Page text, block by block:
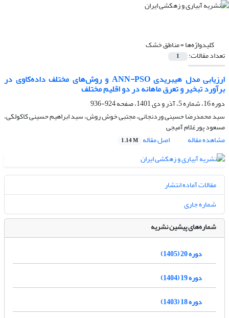
کلیدواژه‌ها =مناطق خشک
تعداد مقالات: 1
ارزیابی مدل هیبریدی ANN-PSO و روش‌های مختلف داده‌کاوی در
برآورد تبخیر و تعرق ماهانه در دو اقلیم مختلف
دوره 16، شماره 5، آذر و دی 1401، صفحه
924-936
سید محمدرضا حسینی وردنجانی، مجتبی خوش روش، سید ابراهیم حسینی کاکولکی،
مسعود پورغلام آمیجی
مشاهده مقاله
اصل مقاله 1.14 M
مقالات آماده انتشار
شماره جاری
شماره‌های پیشین نشریه
دوره 20 (1405)
دوره 19 (1404)
دوره 18 (1403)